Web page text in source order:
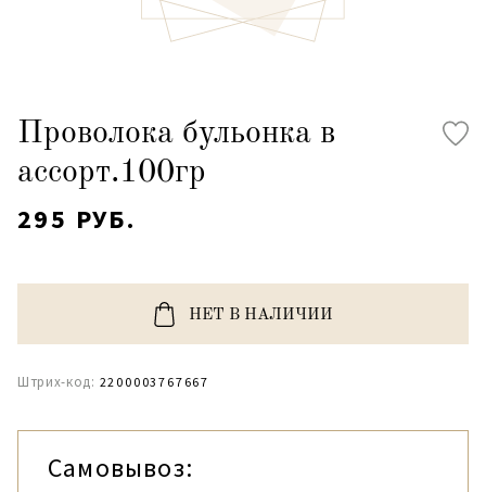
Проволока бульонка в
ассорт.100гр
295 РУБ.
НЕТ В НАЛИЧИИ
Штрих-код: 2200003767667
Самовывоз: